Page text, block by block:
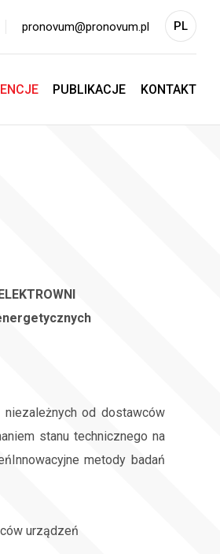
pronovum@pronovum.pl PL
EN
PUBLIKACJE KONTAKT
od dostawców
stanu technicznego na
metody badań
urządzeń